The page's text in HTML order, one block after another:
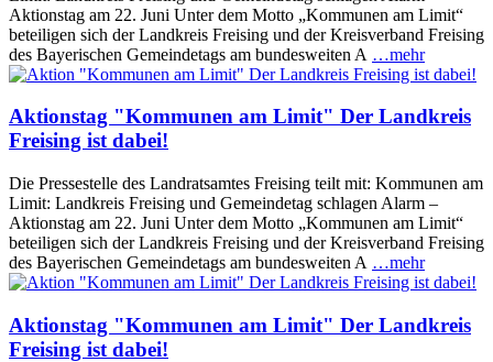
Aktionstag am 22. Juni Unter dem Motto „Kommunen am Limit“
beteiligen sich der Landkreis Freising und der Kreisverband Freising
des Bayerischen Gemeindetags am bundesweiten A …mehr
Aktionstag "Kommunen am Limit" Der Landkreis
Freising ist dabei!
Die Pressestelle des Landratsamtes Freising teilt mit: Kommunen am
Limit: Landkreis Freising und Gemeindetag schlagen Alarm –
Aktionstag am 22. Juni Unter dem Motto „Kommunen am Limit“
beteiligen sich der Landkreis Freising und der Kreisverband Freising
des Bayerischen Gemeindetags am bundesweiten A …mehr
Aktionstag "Kommunen am Limit" Der Landkreis
Freising ist dabei!